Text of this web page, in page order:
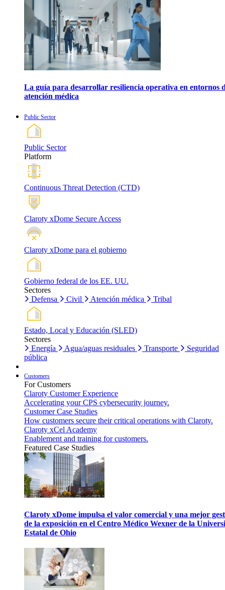
La guía para desarrollar resiliencia operativa en entornos
atención médica
Public Sector
Public Sector
Platform
Continuous Threat Detection (CTD)
Claroty xDome Secure Access
Claroty xDome para el gobierno
Gobierno federal de los EE. UU.
Sectores
Defensa
Civil Atención médica Tribal
Estado, Local y Educación (SLED)
Sectores
Energía
Agua/aguas residuales Transporte
Seguridad
pública
Customers
For Customers
Claroty Customer Experience
Accelerating your CPS cybersecurity journey.
Customer Case Studies
How customers secure their critical operations with Claroty.
Claroty xCel Academy
Enablement and training for customers.
Featured Case Studies
Claroty xDome impulsa el valor comercial y una mejor
de la exposición en el Centro Médico Wexner de la
Estatal de Ohio